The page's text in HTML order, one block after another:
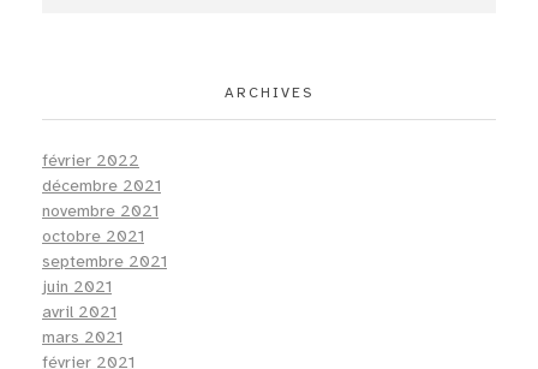
ARCHIVES
février 2022
décembre 2021
novembre 2021
octobre 2021
septembre 2021
juin 2021
avril 2021
mars 2021
février 2021